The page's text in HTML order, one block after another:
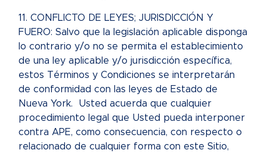
11. CONFLICTO DE LEYES; JURISDICCIÓN Y
FUERO: Salvo que la legislación aplicable disponga
lo contrario y/o no se permita el establecimiento
de una ley aplicable y/o jurisdicción específica,
estos Términos y Condiciones se interpretarán
de conformidad con las leyes de Estado de
Nueva York. Usted acuerda que cualquier
procedimiento legal que Usted pueda interponer
contra APE, como consecuencia, con respecto o
relacionado de cualquier forma con este Sitio,